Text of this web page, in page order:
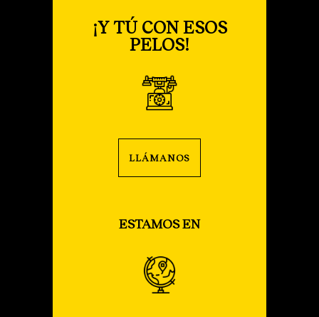
¡Y TÚ CON ESOS
PELOS!
LLÁMANOS
ESTAMOS EN